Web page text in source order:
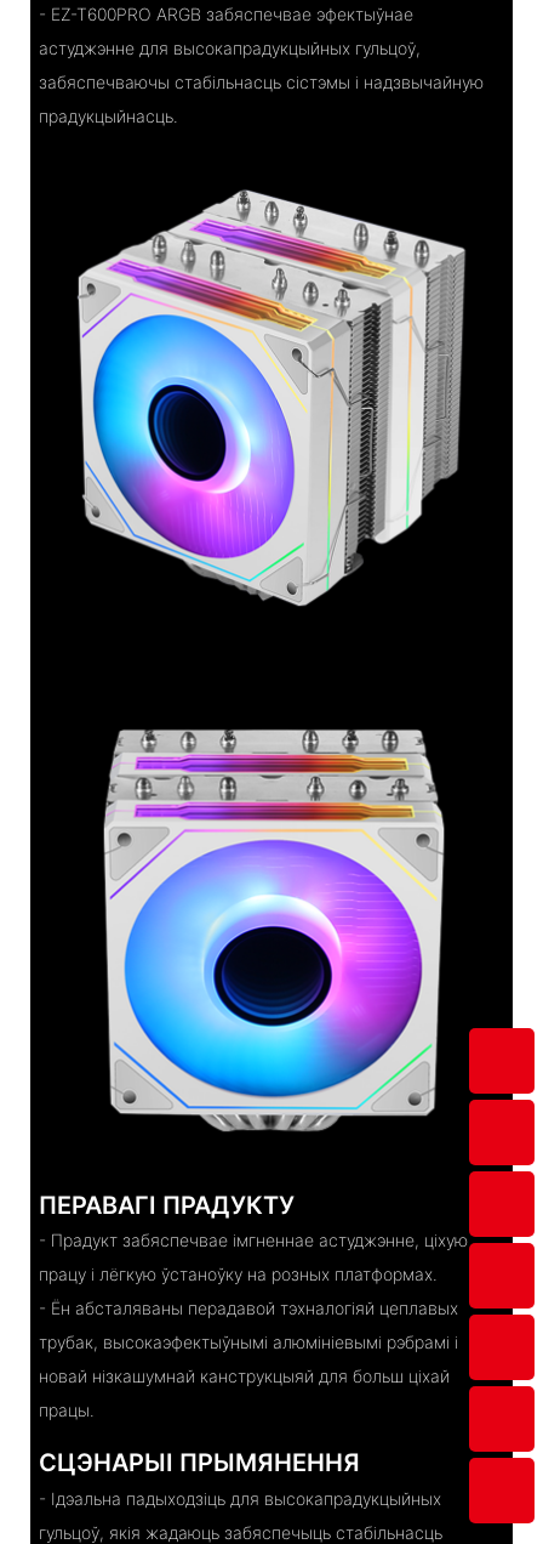
- EZ-T600PRO ARGB забяспечвае эфектыўнае
астуджэнне для высокапрадукцыйных гульцоў,
забяспечваючы стабільнасць сістэмы і надзвычайную
прадукцыйнасць.
ПЕРАВАГІ ПРАДУКТУ
- Прадукт забяспечвае імгненнае астуджэнне, ціхую
працу і лёгкую ўстаноўку на розных платформах.
- Ён абсталяваны перадавой тэхналогіяй цеплавых
трубак, высокаэфектыўнымі алюмініевымі рэбрамі і
новай нізкашумнай канструкцыяй для больш ціхай
працы.
СЦЭНАРЫІ ПРЫМЯНЕННЯ
- Ідэальна падыходзіць для высокапрадукцыйных
гульцоў, якія жадаюць забяспечыць стабільнасць